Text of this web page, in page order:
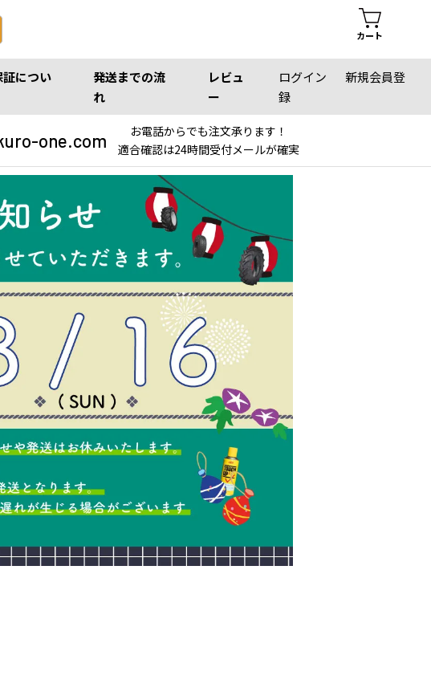
カート
につい
発送までの流
れ
レビュ
ー
ログイン
新規会員登
録
one.com
お電話からでも注文承ります！
適合確認は24時間受付メールが確実